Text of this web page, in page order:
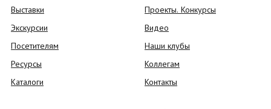
Выставки
Экскурсии
Посетителям
Ресурсы
Каталоги
Проекты. Конкурсы
Видео
Наши клубы
Коллегам
Контакты